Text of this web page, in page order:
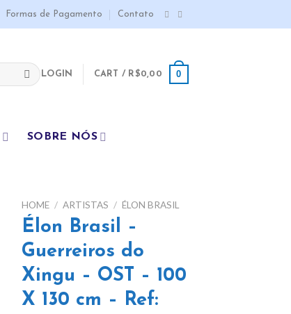
Formas de Pagamento Contato
LOGIN CART / R$0,00 0
SOBRE NÓS
HOME / ARTISTAS / ÉLON BRASIL
Élon Brasil –
Guerreiros do
Xingu – OST – 100
X 130 cm – Ref: